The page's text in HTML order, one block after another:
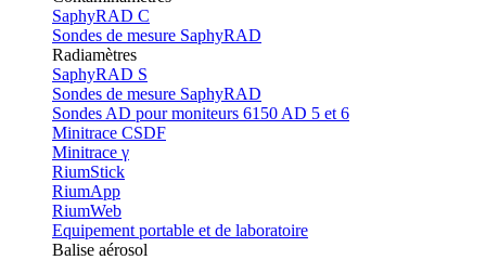
SaphyRAD C
Sondes de mesure SaphyRAD
Radiamètres
SaphyRAD S
Sondes de mesure SaphyRAD
Sondes AD pour moniteurs 6150 AD 5 et 6
Minitrace CSDF
Minitrace γ
RiumStick
RiumApp
RiumWeb
Equipement portable et de laboratoire
Balise aérosol